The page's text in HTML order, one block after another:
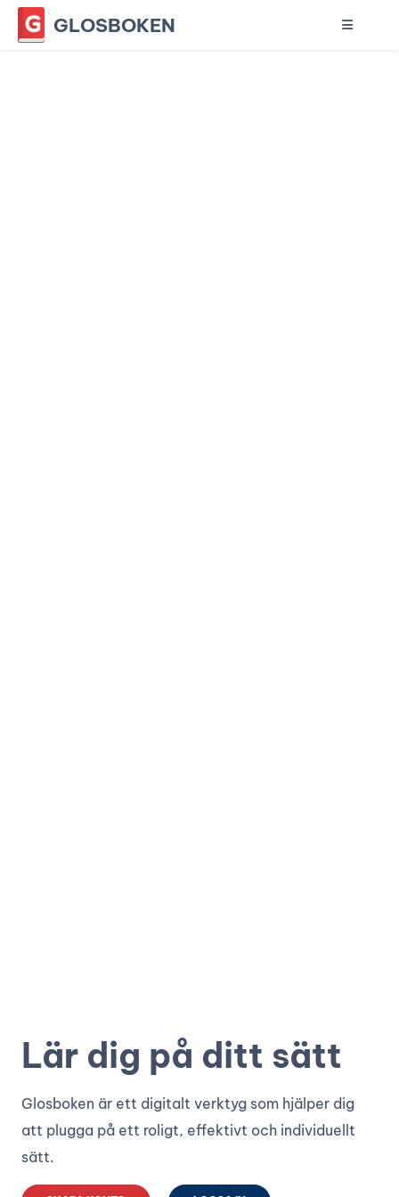
GLOSBOKEN
Lär dig på ditt sätt
Glosboken är ett digitalt verktyg som hjälper dig
att plugga på ett roligt, effektivt och individuellt
sätt.